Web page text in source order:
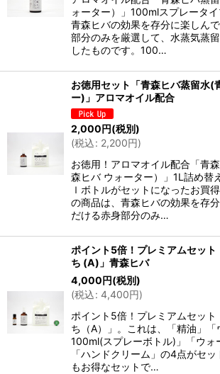
ォーター）」100mlスプレータイ
青森ヒバの効果を存分に楽しん
部分のみを厳選して、水蒸気蒸
したものです。100…
お徳用セット「青森ヒバ蒸留水(
ー)」アロマオイル配合
2,000円(税別)
(税込: 2,200円)
お徳用！アロマオイル配合「青
森ヒバ ウォーター）」1L詰め替
ｌボトルがセットになったお買
の商品は、青森ヒバの効果を存
だける赤身部分のみ…
ポイント5倍！プレミアムセット
ち (A)」青森ヒバ
4,000円(税別)
(税込: 4,400円)
ポイント5倍！プレミアムセット
ち（A）」。これは、「精油」「
100ml(スプレーボトル)」「ウォ
「ハンドクリーム」の4点がセ
もお得なセットで…